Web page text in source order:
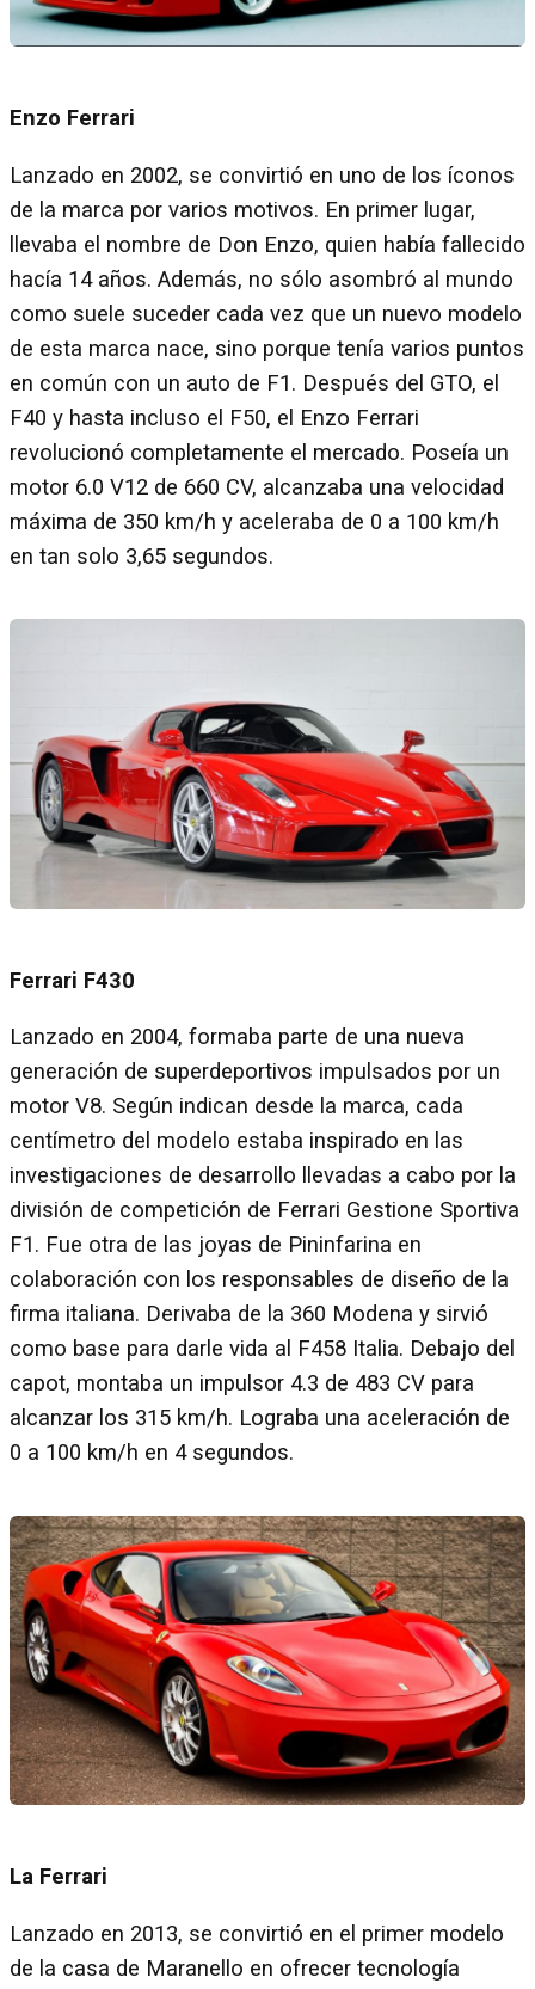
Enzo Ferrari
Lanzado en 2002, se convirtió en uno de los íconos
de la marca por varios motivos. En primer lugar,
llevaba el nombre de Don Enzo, quien había fallecido
hacía 14 años. Además, no sólo asombró al mundo
como suele suceder cada vez que un nuevo modelo
de esta marca nace, sino porque tenía varios puntos
en común con un auto de F1. Después del GTO, el
F40 y hasta incluso el F50, el Enzo Ferrari
revolucionó completamente el mercado. Poseía un
motor 6.0 V12 de 660 CV, alcanzaba una velocidad
máxima de 350 km/h y aceleraba de 0 a 100 km/h
en tan solo 3,65 segundos.
Ferrari F430
Lanzado en 2004, formaba parte de una nueva
generación de superdeportivos impulsados por un
motor V8. Según indican desde la marca, cada
centímetro del modelo estaba inspirado en las
investigaciones de desarrollo llevadas a cabo por la
división de competición de Ferrari Gestione Sportiva
F1. Fue otra de las joyas de Pininfarina en
colaboración con los responsables de diseño de la
firma italiana. Derivaba de la 360 Modena y sirvió
como base para darle vida al F458 Italia. Debajo del
capot, montaba un impulsor 4.3 de 483 CV para
alcanzar los 315 km/h. Lograba una aceleración de
0 a 100 km/h en 4 segundos.
La Ferrari
Lanzado en 2013, se convirtió en el primer modelo
de la casa de Maranello en ofrecer tecnología